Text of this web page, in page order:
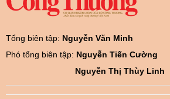
Tổng biên tập: Nguyễn Văn Minh
Phó tổng biên tập: Nguyễn Tiến Cường
Nguyễn Thị Thùy Linh